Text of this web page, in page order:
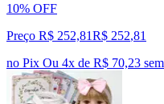
10% OFF
Preço R$ 252,81R$ 252,81
no Pix Ou 4x de R$ 70,23